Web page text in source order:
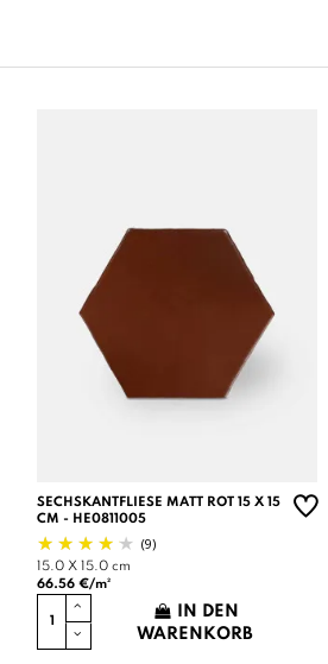
SECHSKANTFLIESE MATT ROT 15 X 15
CM - HE0811005
(9)
15.0 X 15.0 cm
66.56 €/m²
IN DEN
WARENKORB